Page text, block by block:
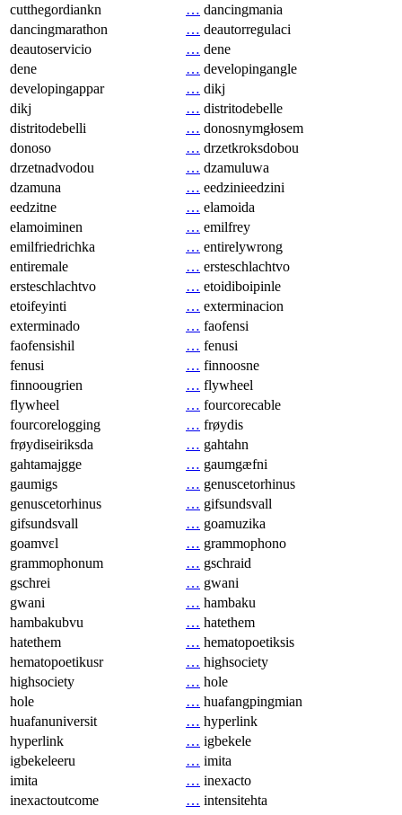
cutthegordiankn
… dancingmania
dancingmarathon
… deautorregulaci
deautoservicio
… dene
dene
… developingangle
developingappar
… dikj
dikj
… distritodebelle
distritodebelli
… donosnymgłosem
donoso
… drzetkroksdobou
drzetnadvodou
… dzamuluwa
dzamuna
… eedzinieedzini
eedzitne
… elamoida
elamoiminen
… emilfrey
emilfriedrichka
… entirelywrong
entiremale
… ersteschlachtvo
ersteschlachtvo
… etoidiboipinle
etoifeyinti
… exterminacion
exterminado
… faofensi
faofensishil
… fenusi
fenusi
… finnoosne
finnoougrien
… flywheel
flywheel
… fourcorecable
fourcorelogging
… frøydis
frøydiseiriksda
… gahtahn
gahtamajgge
… gaumgæfni
gaumigs
… genuscetorhinus
genuscetorhinus
… gifsundsvall
gifsundsvall
… goamuzika
goamvɛl
… grammophono
grammophonum
… gschraid
gschrei
… gwani
gwani
… hambaku
hambakubvu
… hatethem
hatethem
… hematopoetiksis
hematopoetikusr
… highsociety
highsociety
… hole
hole
… huafangpingmian
huafanuniversit
… hyperlink
hyperlink
… igbekele
igbekeleeru
… imita
imita
… inexacto
inexactoutcome
… intensitehta